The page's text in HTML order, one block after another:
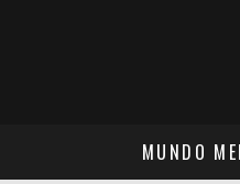
MUNDO